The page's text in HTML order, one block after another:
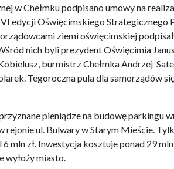
w Chełmku podpisano umowy na
edycji Oświęcimskiego Strategicznego
ziemi oświęcimskiej
nich byli prezydent Oświęcimia
burmistrz Chełmka Andrzej
Tegoroczna pula dla samorządów
pieniądze na budowę parkingu
ul. Bulwary w Starym Mieście.
mln zł. Inwestycja kosztuje ponad 29 mln
wyłoży miasto.